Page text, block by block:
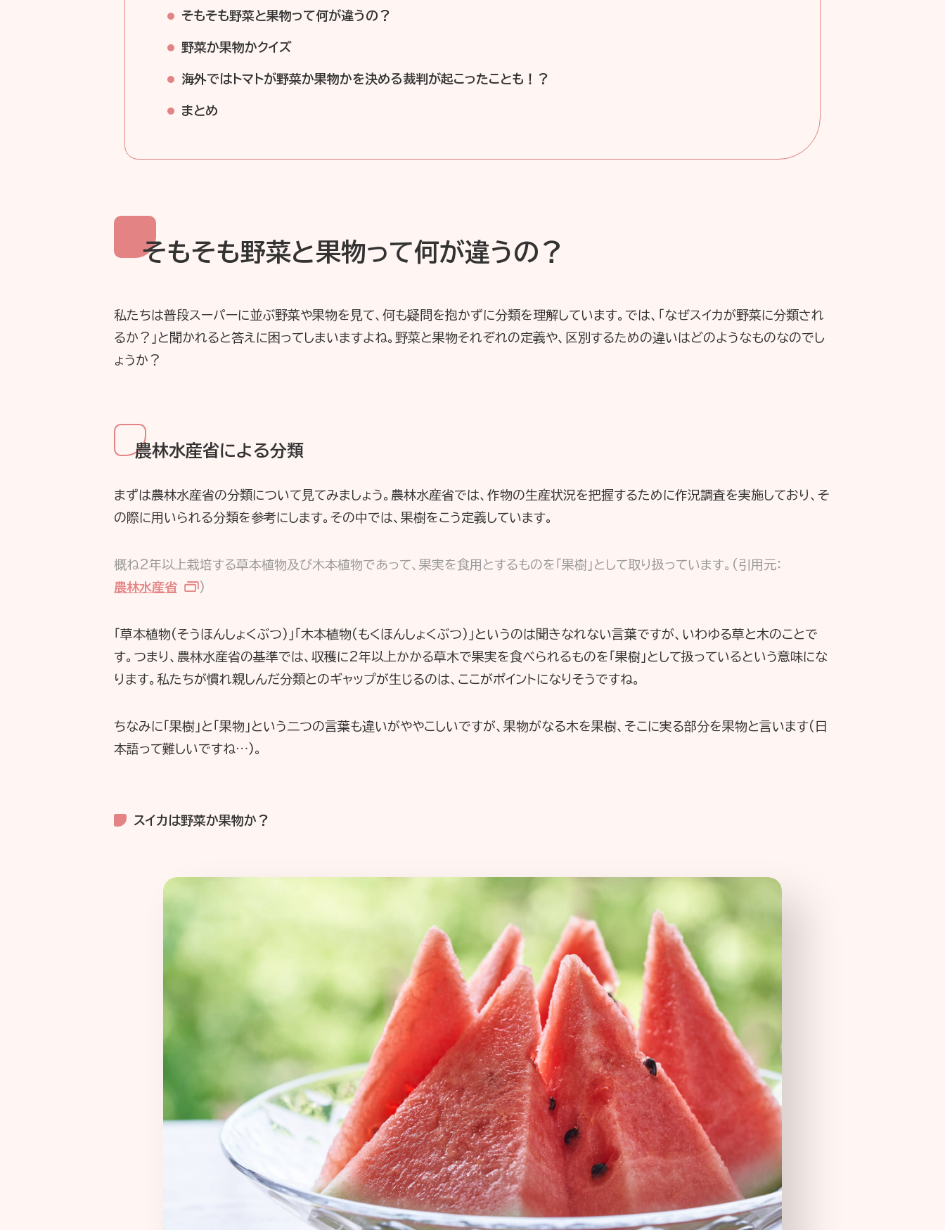
そもそも野菜と果物って何が違うの？
野菜か果物かクイズ
海外ではトマトが野菜か果物かを決める裁判が起こったことも！？
まとめ
そもそも野菜と果物って何が違うの？
私たちは普段スーパーに並ぶ野菜や果物を見て、何も疑問を抱かずに分類を理解しています。では、「なぜスイカが野菜に分類され
るか？」と聞かれると答えに困ってしまいますよね。野菜と果物それぞれの定義や、区別するための違いはどのようなものなのでし
ょうか？
農林水産省による分類
まずは農林水産省の分類について見てみましょう。農林水産省では、作物の生産状況を把握するために作況調査を実施しており、そ
の際に用いられる分類を参考にします。その中では、果樹をこう定義しています。
概ね2年以上栽培する草本植物及び木本植物であって、果実を食用とするものを「果樹」として取り扱っています。(引用元：
農林水産省
)
「草本植物(そうほんしょくぶつ)」「木本植物(もくほんしょくぶつ)」というのは聞きなれない言葉ですが、いわゆる草と木のことで
す。つまり、農林水産省の基準では、収穫に2年以上かかる草木で果実を食べられるものを「果樹」として扱っているという意味にな
ります。私たちが慣れ親しんだ分類とのギャップが生じるのは、ここがポイントになりそうですね。
ちなみに「果樹」と「果物」という二つの言葉も違いがややこしいですが、果物がなる木を果樹、そこに実る部分を果物と言います(日
本語って難しいですね…)。
スイカは野菜か果物か？